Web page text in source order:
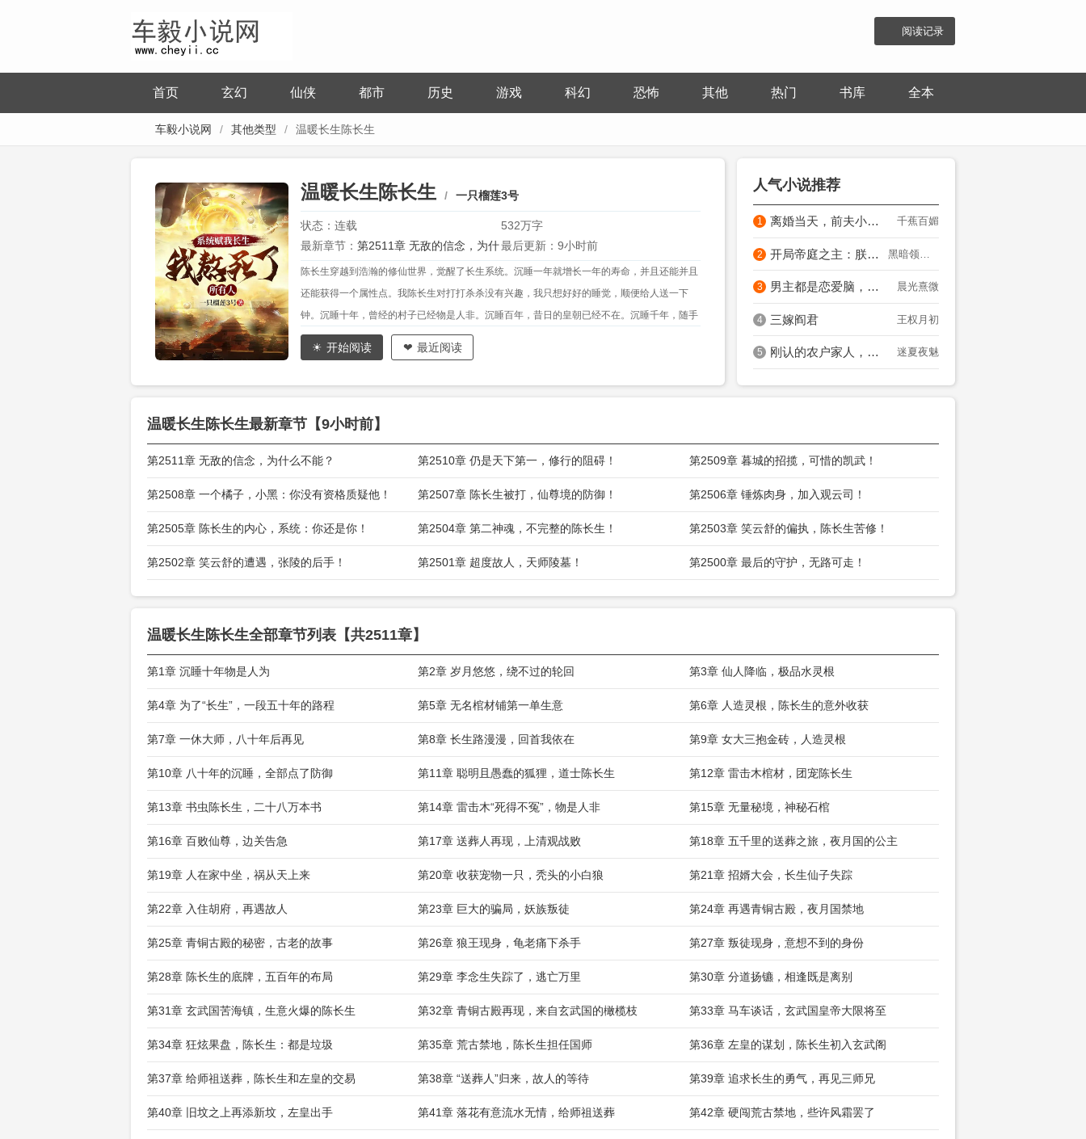
阅读记录
首页 玄幻 仙侠 都市 历史 游戏 科幻 恐怖 其他 热门 书库 全本
车毅小说网 其他类型 温暖长生陈长生
温暖长生陈长生 一只榴莲3号
状态：连载
532万字
最新章节： 第2511章 无敌的信念，为什
么不能？
最后更新：9小时前
陈长生穿越到浩瀚的修仙世界，觉醒了长生系统。沉睡一年就增长一年的寿命，并且还能并且
还能获得一个属性点。我陈长生对打打杀杀没有兴趣，我只想好好的睡觉，顺便给人送一下
钟。沉睡十年，曾经的村子已经物是人非。沉睡百年，昔日的皇朝已经不在。沉睡千年，随手
中下的花朵，已经成为无数修士争抢的灵药。沉睡万年，原来养的小鸟已经变成了一方妖帝。
“你挖了我王家的祖坟，我们王家和你不共戴天！”“一帮小兔崽子，怎么说话呢？
开始阅读 最近阅读
人气小说推荐
1 离婚当天，前夫小叔连夜抢我领证 千蕉百媚
2 开局帝庭之主：朕全家皆狠角色？
3 男主都是恋爱脑，只有我是真修仙 晨光熹微
4 三嫁阎君 王权月初
5 刚认的农户家人，全员都是病娇大反派？ 迷夏夜魅
温暖长生陈长生最新章节【9小时前】
第2511章 无敌的信念，为什么不能？ 第2510章 仍是天下第一，修行的阻碍！ 第2509章 暮城的招揽，可惜的凯武！
第2508章 一个橘子，小黑：你没有资格质疑他！ 第2507章 陈长生被打，仙尊境的防御！ 第2506章 锤炼肉身，加入观云司！
第2505章 陈长生的内心，系统：你还是你！ 第2504章 第二神魂，不完整的陈长生！ 第2503章 笑云舒的偏执，陈长生苦修！
第2502章 笑云舒的遭遇，张陵的后手！ 第2501章 超度故人，天师陵墓！ 第2500章 最后的守护，无路可走！
温暖长生陈长生全部章节列表【共2511章】
第1章 沉睡十年物是人为 第2章 岁月悠悠，绕不过的轮回 第3章 仙人降临，极品水灵根
第4章 为了“长生”，一段五十年的路程 第5章 无名棺材铺第一单生意 第6章 人造灵根，陈长生的意外收获
第7章 一休大师，八十年后再见 第8章 长生路漫漫，回首我依在 第9章 女大三抱金砖，人造灵根
第10章 八十年的沉睡，全部点了防御 第11章 聪明且愚蠢的狐狸，道士陈长生 第12章 雷击木棺材，团宠陈长生
第13章 书虫陈长生，二十八万本书 第14章 雷击木“死得不冤”，物是人非 第15章 无量秘境，神秘石棺
第16章 百败仙尊，边关告急 第17章 送葬人再现，上清观战败 第18章 五千里的送葬之旅，夜月国的公主
第19章 人在家中坐，祸从天上来 第20章 收获宠物一只，秃头的小白狼 第21章 招婿大会，长生仙子失踪
第22章 入住胡府，再遇故人 第23章 巨大的骗局，妖族叛徒 第24章 再遇青铜古殿，夜月国禁地
第25章 青铜古殿的秘密，古老的故事 第26章 狼王现身，龟老痛下杀手 第27章 叛徒现身，意想不到的身份
第28章 陈长生的底牌，五百年的布局 第29章 李念生失踪了，逃亡万里 第30章 分道扬镳，相逢既是离别
第31章 玄武国苦海镇，生意火爆的陈长生 第32章 青铜古殿再现，来自玄武国的橄榄枝 第33章 马车谈话，玄武国皇帝大限将至
第34章 狂炫果盘，陈长生：都是垃圾 第35章 荒古禁地，陈长生担任国师 第36章 左皇的谋划，陈长生初入玄武阁
第37章 给师祖送葬，陈长生和左皇的交易 第38章 “送葬人”归来，故人的等待 第39章 追求长生的勇气，再见三师兄
第40章 旧坟之上再添新坟，左皇出手 第41章 落花有意流水无情，给师祖送葬 第42章 硬闯荒古禁地，些许风霜罢了